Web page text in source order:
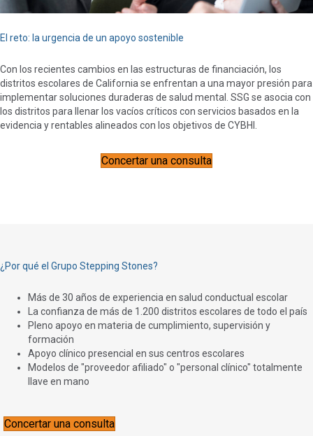
El reto: la urgencia de un apoyo sostenible
Con los recientes cambios en las estructuras de financiación, los
distritos escolares de California se enfrentan a una mayor presión para
implementar soluciones duraderas de salud mental. SSG se asocia con
los distritos para llenar los vacíos críticos con servicios basados en la
evidencia y rentables alineados con los objetivos de CYBHI.
Concertar una consulta
¿Por qué el Grupo Stepping Stones?
Más de 30 años de experiencia en salud conductual escolar
La confianza de más de 1.200 distritos escolares de todo el país
Pleno apoyo en materia de cumplimiento, supervisión y
formación
Apoyo clínico presencial en sus centros escolares
Modelos de "proveedor afiliado" o "personal clínico" totalmente
llave en mano
Concertar una consulta